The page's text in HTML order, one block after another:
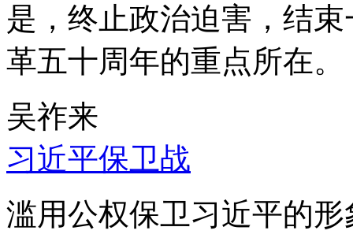
是，终止政治迫害，结
革五十周年的重点所在。
吴祚来
习近平保卫战
滥用公权保卫习近平的